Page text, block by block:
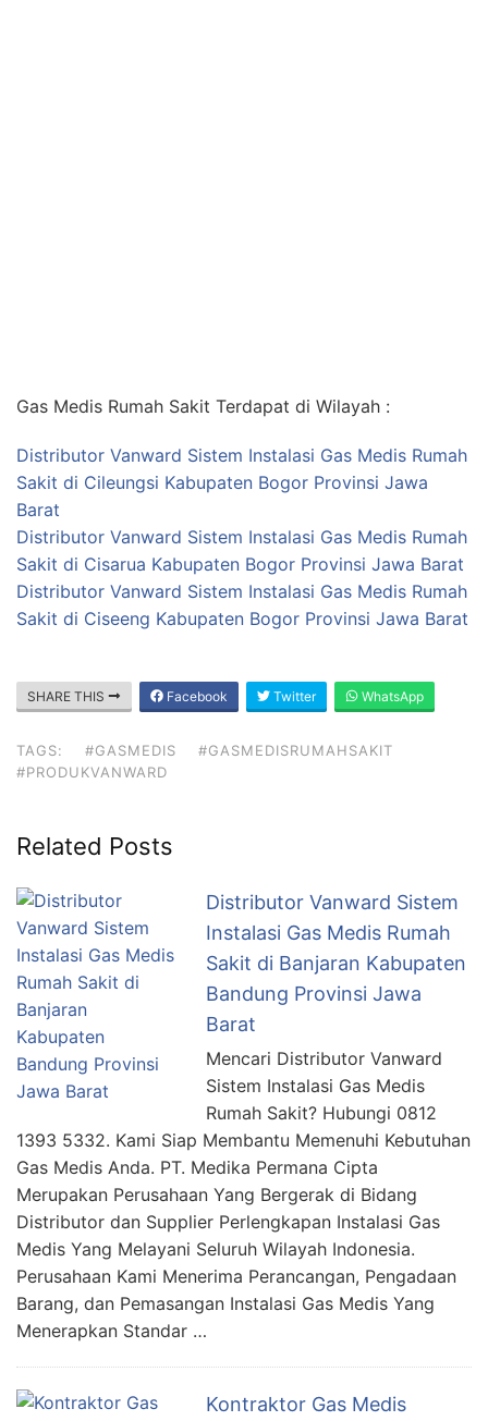
Gas Medis Rumah Sakit Terdapat di Wilayah :
Distributor Vanward Sistem Instalasi Gas Medis Rumah
Sakit di Cileungsi Kabupaten Bogor Provinsi Jawa
Barat
Distributor Vanward Sistem Instalasi Gas Medis Rumah
Sakit di Cisarua Kabupaten Bogor Provinsi Jawa Barat
Distributor Vanward Sistem Instalasi Gas Medis Rumah
Sakit di Ciseeng Kabupaten Bogor Provinsi Jawa Barat
SHARE THIS Facebook Twitter WhatsApp
TAGS: #GASMEDIS
#GASMEDISRUMAHSAKIT
#PRODUKVANWARD
Related Posts
Distributor Vanward Sistem
Instalasi Gas Medis Rumah
Sakit di Banjaran Kabupaten
Bandung Provinsi Jawa
Barat
Mencari Distributor Vanward
Sistem Instalasi Gas Medis
Rumah Sakit? Hubungi 0812
1393 5332. Kami Siap Membantu Memenuhi Kebutuhan
Gas Medis Anda. PT. Medika Permana Cipta
Merupakan Perusahaan Yang Bergerak di Bidang
Distributor dan Supplier Perlengkapan Instalasi Gas
Medis Yang Melayani Seluruh Wilayah Indonesia.
Perusahaan Kami Menerima Perancangan, Pengadaan
Barang, dan Pemasangan Instalasi Gas Medis Yang
Menerapkan Standar …
Kontraktor Gas Medis